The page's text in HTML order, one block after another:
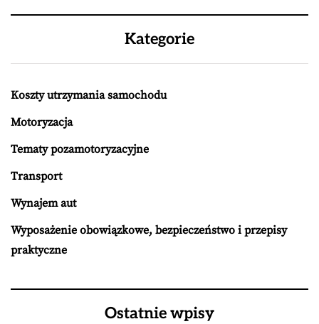
Kategorie
Koszty utrzymania samochodu
Motoryzacja
Tematy pozamotoryzacyjne
Transport
Wynajem aut
Wyposażenie obowiązkowe, bezpieczeństwo i przepisy
praktyczne
Ostatnie wpisy